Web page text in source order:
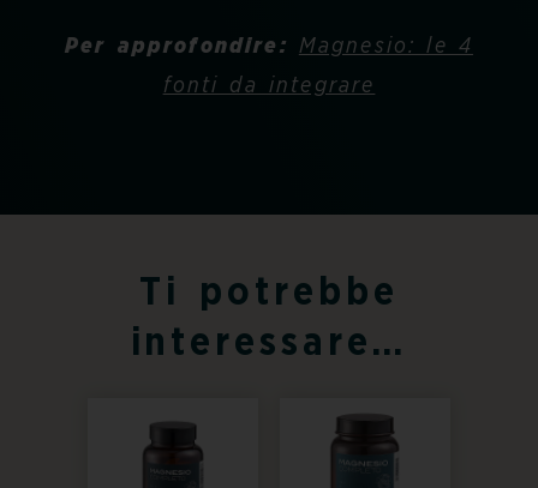
Per approfondire : Magnesio: le 4
fonti da integrare
Ti potrebbe
interessare…